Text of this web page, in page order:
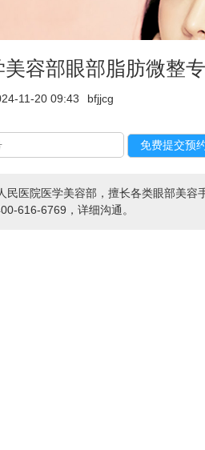
容部眼部脂肪微整
11-20 09:43 bfjjcg
医院医学美容部，擅长各类眼部美容
616-6769，详细沟通。